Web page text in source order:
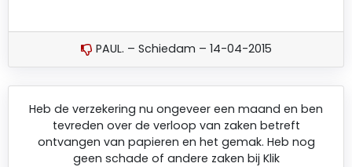
PAUL. – Schiedam – 14-04-2015
Heb de verzekering nu ongeveer een maand en ben
tevreden over de verloop van zaken betreft
ontvangen van papieren en het gemak. Heb nog
geen schade of andere zaken bij Klik